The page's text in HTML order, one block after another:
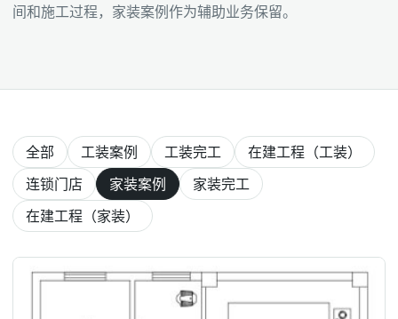
间和施工过程，家装案例作为辅助业务保留。
全部 工装案例 工装完工
在建工程（工装）
连锁门店
家装案例
家装完工
在建工程（家装）